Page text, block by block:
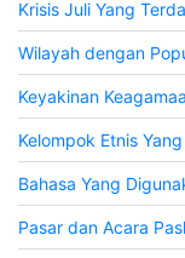
Krisis Juli Yang
Wilayah dengan
Keyakinan
Kelompok Etnis
Bahasa Yang
Pasar dan Acara